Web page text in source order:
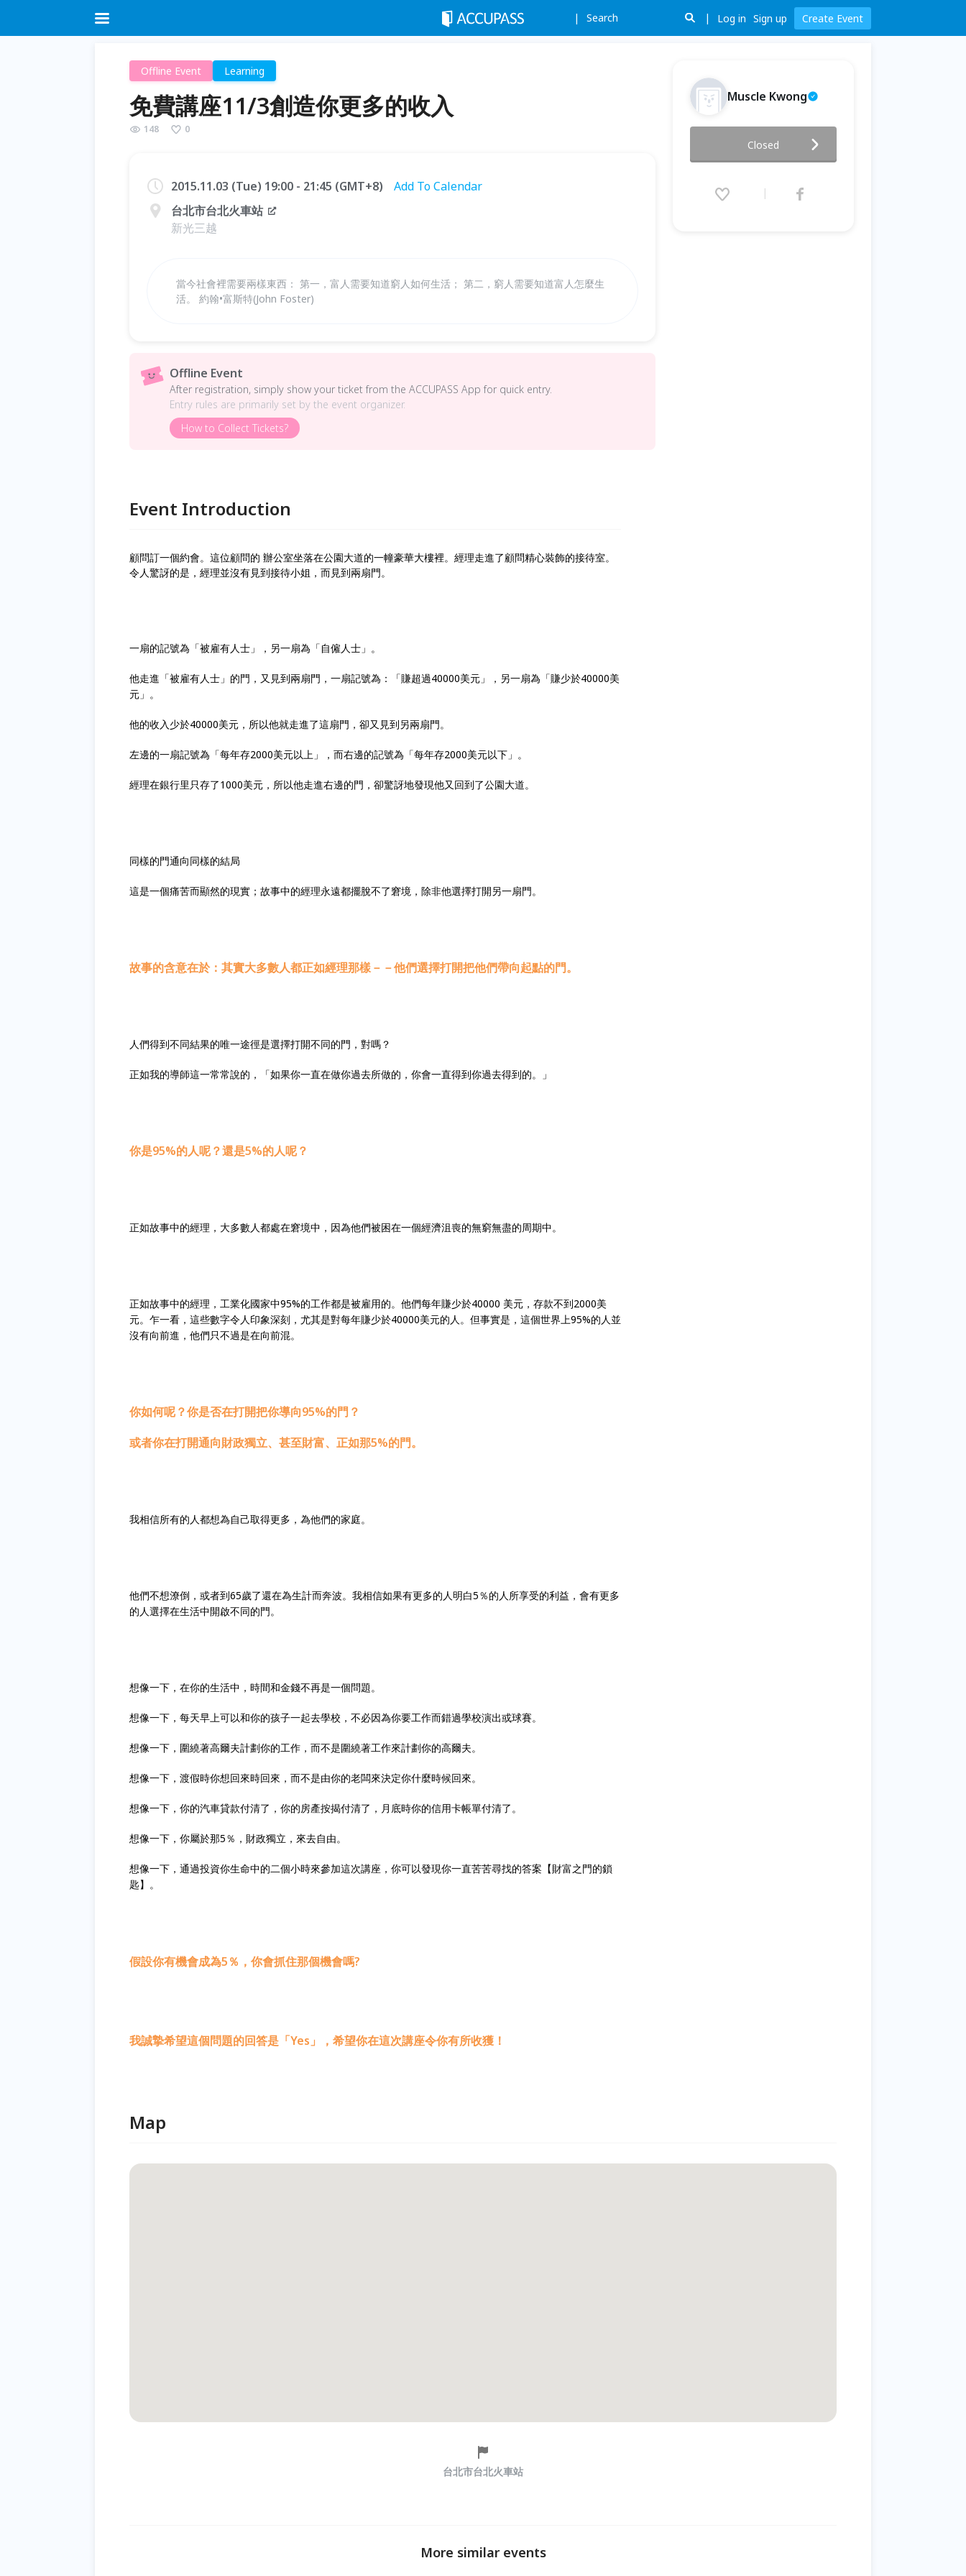
Search Log in Sign up Create Event
Offline Event Learning
免費講座11/3創造你更多的收入
148 0
2015.11.03 (Tue) 19:00 - 21:45 (GMT+8)
Add To Calendar
台北市台北火車站
新光三越
當今社會裡需要兩樣東西： 第一，富人需要知道窮人如何生活； 第二，窮人需要知道富人怎麼生
活。 約翰•富斯特(John Foster)
Offline Event
After registration, simply show your ticket from the ACCUPASS App for quick entry.
Entry rules are primarily set by the event organizer.
How to Collect Tickets?
Event Introduction
顧問訂一個約會。這位顧問的 辦公室坐落在公園大道的一幢豪華大樓裡。經理走進了顧問精心裝飾的接待室。
令人驚訝的是，經理並沒有見到接待小姐，而見到兩扇門。
一扇的記號為「被雇有人士」，另一扇為「自僱人士」。
他走進「被雇有人士」的門，又見到兩扇門，一扇記號為：「賺超過40000美元」，另一扇為「賺少於40000美
元」。
他的收入少於40000美元，所以他就走進了這扇門，卻又見到另兩扇門。
左邊的一扇記號為「每年存2000美元以上」，而右邊的記號為「每年存2000美元以下」。
經理在銀行里只存了1000美元，所以他走進右邊的門，卻驚訝地發現他又回到了公園大道。
同樣的門通向同樣的結局
這是一個痛苦而顯然的現實；故事中的經理永遠都擺脫不了窘境，除非他選擇打開另一扇門。
故事的含意在於：其實大多數人都正如經理那樣－－他們選擇打開把他們帶向起點的門。
人們得到不同結果的唯一途徑是選擇打開不同的門，對嗎？
正如我的導師這一常常說的，「如果你一直在做你過去所做的，你會一直得到你過去得到的。」
你是95%的人呢？還是5%的人呢？
正如故事中的經理，大多數人都處在窘境中，因為他們被困在一個經濟沮喪的無窮無盡的周期中。
正如故事中的經理，工業化國家中95%的工作都是被雇用的。他們每年賺少於40000 美元，存款不到2000美
元。乍一看，這些數字令人印象深刻，尤其是對每年賺少於40000美元的人。但事實是，這個世界上95%的人並
沒有向前進，他們只不過是在向前混。
你如何呢？你是否在打開把你導向95%的門？
或者你在打開通向財政獨立、甚至財富、正如那5%的門。
我相信所有的人都想為自己取得更多，為他們的家庭。
他們不想潦倒，或者到65歲了還在為生計而奔波。我相信如果有更多的人明白5％的人所享受的利益，會有更多
的人選擇在生活中開啟不同的門。
想像一下，在你的生活中，時間和金錢不再是一個問題。
想像一下，每天早上可以和你的孩子一起去學校，不必因為你要工作而錯過學校演出或球賽。
想像一下，圍繞著高爾夫計劃你的工作，而不是圍繞著工作來計劃你的高爾夫。
想像一下，渡假時你想回來時回來，而不是由你的老闆來決定你什麼時候回來。
想像一下，你的汽車貸款付清了，你的房產按揭付清了，月底時你的信用卡帳單付清了。
想像一下，你屬於那5％，財政獨立，來去自由。
想像一下，通過投資你生命中的二個小時來參加這次講座，你可以發現你一直苦苦尋找的答案【財富之門的鎖
匙】。
假設你有機會成為5％，你會抓住那個機會嗎?
我誠摯希望這個問題的回答是「Yes」，希望你在這次講座令你有所收獲！
Muscle Kwong
2015.11.03 (Tue) 19:00 - 21:45
(GMT+8)
Closed
Map
台北市台北火車站
More similar events